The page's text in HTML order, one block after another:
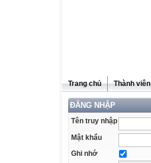
Trang chủ Thành viên
ĐĂNG NHẬP
Tên truy nhập
Mật khẩu
Ghi nhớ